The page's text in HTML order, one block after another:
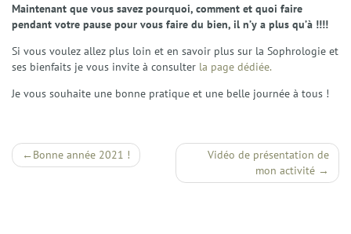
Maintenant que vous savez pourquoi, comment et quoi faire
pendant votre pause pour vous faire du bien, il n’y a plus qu’à !!!!
Si vous voulez allez plus loin et en savoir plus sur la Sophrologie et
ses bienfaits je vous invite à consulter la page dédiée.
Je vous souhaite une bonne pratique et une belle journée à tous !
Navigation
Bonne année 2021 !
Vidéo de présentation de
mon activité